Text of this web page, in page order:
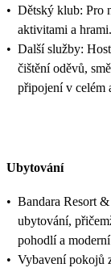
• Dětský klub: Pro
aktivitami a hrami. ​
• Další služby:
čištění oděvů,
připojení v celém
Ubytování
• Bandara Resort
ubytování,
pohodlí a
• Vybavení pokojů